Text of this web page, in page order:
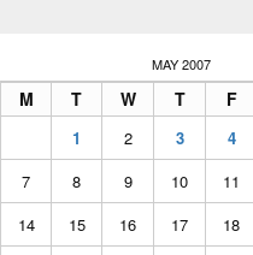
MAY 2007
M T W T F
1 2 3 4
7
8 9 10 11
14
15 16 17 18